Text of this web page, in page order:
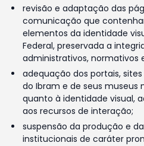
revisão e adaptação das
comunicação que
elementos da identidade
Federal, preservada a
administrativos, normativos
adequação dos portais,
do Ibram e de seus museus
quanto à identidade visual,
aos recursos de interação;
suspensão da produção e
institucionais de caráter